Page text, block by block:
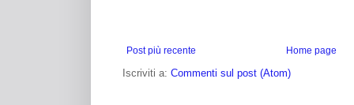
Post più recente Home page
Iscriviti a: Commenti sul post (Atom)